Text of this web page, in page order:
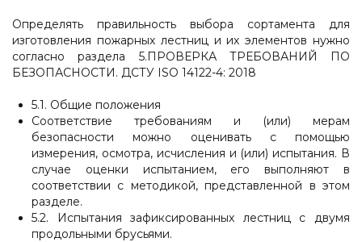
Определять правильность выбора сортамента для
изготовления пожарных лестниц и их элементов нужно
согласно раздела 5.ПРОВЕРКА ТРЕБОВАНИЙ ПО
БЕЗОПАСНОСТИ. ДСТУ ISO 14122-4: 2018
5.1. Общие положения
Соответствие требованиям и (или) мерам
безопасности можно оценивать с помощью
измерения, осмотра, исчисления и (или) испытания. В
случае оценки испытанием, его выполняют в
соответствии с методикой, представленной в этом
разделе.
5.2. Испытания зафиксированных лестниц с двумя
продольными брусьями.